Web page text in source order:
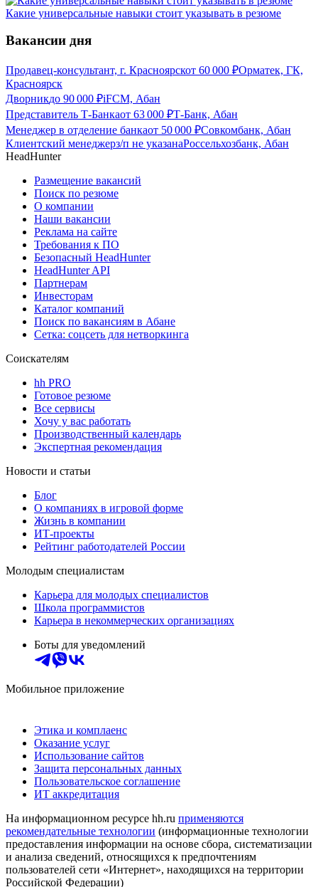
Какие универсальные навыки стоит указывать в резюме
Вакансии дня
Продавец-консультант, г. Красноярскот 60 000 ₽Орматек, ГК,
Красноярск
Дворникдо 90 000 ₽iFCM, Абан
Представитель Т-Банкаот 63 000 ₽Т-Банк, Абан
Менеджер в отделение банкаот 50 000 ₽Совкомбанк, Абан
Клиентский менеджерз/п не указанаРоссельхозбанк, Абан
HeadHunter
Размещение вакансий
Поиск по резюме
О компании
Наши вакансии
Реклама на сайте
Требования к ПО
Безопасный HeadHunter
HeadHunter API
Партнерам
Инвесторам
Каталог компаний
Поиск по вакансиям в Абане
Сетка: соцсеть для нетворкинга
Соискателям
hh PRO
Готовое резюме
Все сервисы
Хочу у вас работать
Производственный календарь
Экспертная рекомендация
Новости и статьи
Блог
О компаниях в игровой форме
Жизнь в компании
ИТ-проекты
Рейтинг работодателей России
Молодым специалистам
Карьера для молодых специалистов
Школа программистов
Карьера в некоммерческих организациях
Боты для уведомлений
Мобильное приложение
Этика и комплаенс
Оказание услуг
Использование сайтов
Защита персональных данных
Пользовательское соглашение
ИТ аккредитация
На информационном ресурсе hh.ru применяются
рекомендательные технологии (информационные технологии
предоставления информации на основе сбора, систематизации
и анализа сведений, относящихся к предпочтениям
пользователей сети «Интернет», находящихся на территории
Российской Федерации)